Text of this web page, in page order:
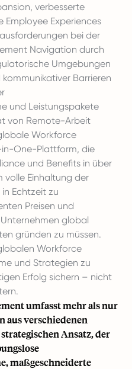
verbesserte
Experiences
bei der
Navigation durch
Umgebungen
Barrieren
und Leistungspakete
von Remote-Arbeit
Workforce
in-One-Plattform, die
und Benefits in über
volle Einhaltung der
Echtzeit zu
Preisen und
global
gründen zu müssen.
Workforce
und Strategien zu
Erfolg sichern – nicht
umfasst mehr als nur
aus verschiedenen
Ansatz, der
maßgeschneiderte